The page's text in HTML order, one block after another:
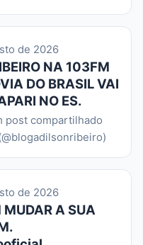
de 2026
NA 103FM
DO BRASIL VAI
NO ES.
post compartilhado
de 2026
MUDAR A SUA